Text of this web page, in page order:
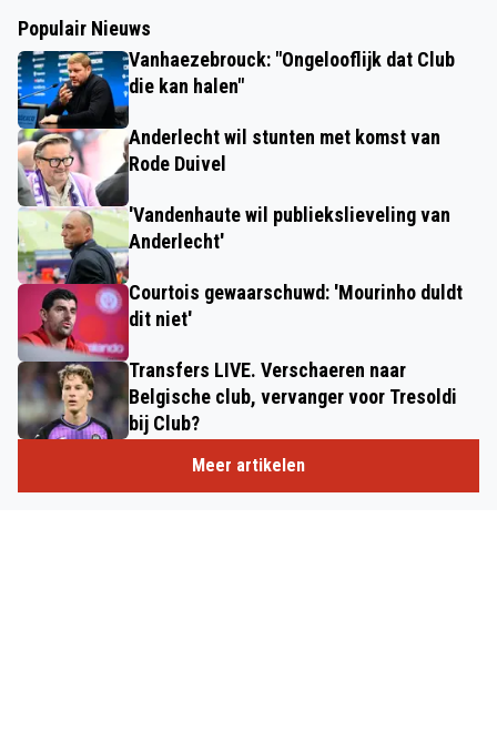
Populair Nieuws
Vanhaezebrouck: "Ongelooflijk dat Club
die kan halen"
Anderlecht wil stunten met komst van
Rode Duivel
'Vandenhaute wil publiekslieveling van
Anderlecht'
Courtois gewaarschuwd: 'Mourinho duldt
dit niet'
Transfers LIVE. Verschaeren naar
Belgische club, vervanger voor Tresoldi
bij Club?
Meer artikelen